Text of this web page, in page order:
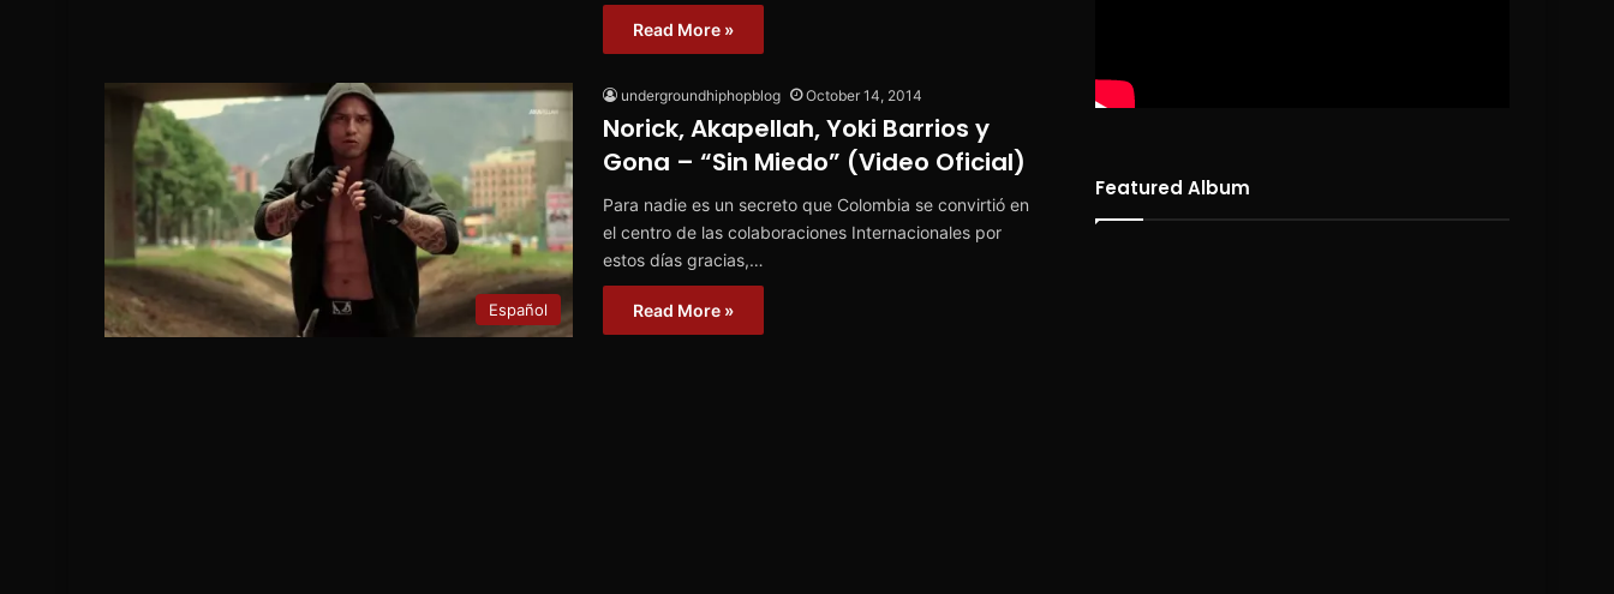
Read More »
Español
undergroundhiphopblog October 14, 2014
Norick, Akapellah, Yoki Barrios y
Gona – “Sin Miedo” (Video Oficial)
Para nadie es un secreto que Colombia se convirtió en
el centro de las colaboraciones Internacionales por
estos días gracias,…
Read More »
Featured Album